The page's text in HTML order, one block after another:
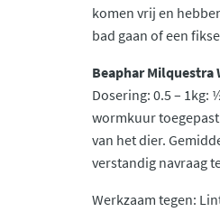
komen vrij en
bad gaan of een
Beaphar Milquestra
Dosering: 0.5 – 1kg:
wormkuur
van het dier.
verstandig navraag
Werkzaam tegen: